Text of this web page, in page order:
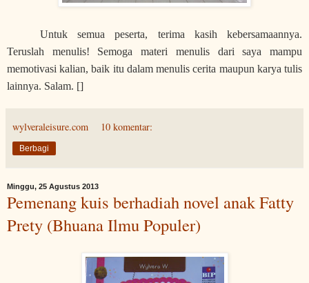
Untuk semua peserta, terima kasih kebersamaannya.
Teruslah menulis! Semoga materi menulis dari saya mampu
memotivasi kalian, baik itu dalam menulis cerita maupun karya tulis
lainnya. Salam. []
wylveraleisure.com 10 komentar:
Berbagi
Minggu, 25 Agustus 2013
Pemenang kuis berhadiah novel anak Fatty
Prety (Bhuana Ilmu Populer)